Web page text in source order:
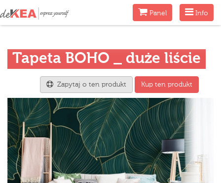
Menu
Info
MenuPanel
Tapeta BOHO _ duże liście
Zapytaj o ten produkt Kup ten produkt